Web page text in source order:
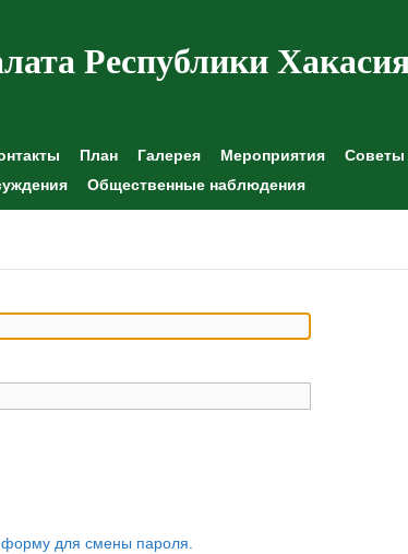
Республики
План Галерея Мероприятия Советы
Общественные наблюдения
форму для смены пароля.